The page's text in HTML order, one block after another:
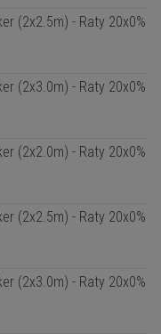
(2x2.5m) - Raty 20x0%
(2x3.0m) - Raty 20x0%
(2x2.0m) - Raty 20x0%
(2x2.5m) - Raty 20x0%
(2x3.0m) - Raty 20x0%